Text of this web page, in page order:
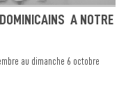
A NOTRE
au dimanche 6 octobre